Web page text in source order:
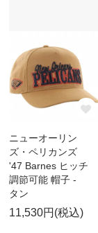
ニューオーリン
ズ・ペリカンズ
'47 Barnes ヒッチ
調節可能 帽子 -
タン
11,530円(税込)